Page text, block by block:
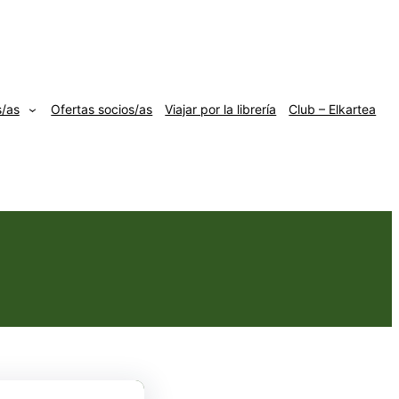
as Ofertas socios/as Viajar por la librería Club – Elkartea